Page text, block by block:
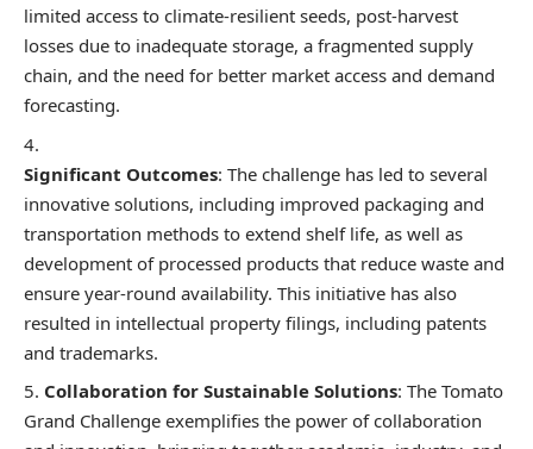
limited access to climate-resilient seeds, post-harvest
losses due to inadequate storage, a fragmented supply
chain, and the need for better market access and demand
forecasting.
Significant Outcomes: The challenge has led to several
innovative solutions, including improved packaging and
transportation methods to extend shelf life, as well as
development of processed products that reduce waste and
ensure year-round availability. This initiative has also
resulted in intellectual property filings, including patents
and trademarks.
Collaboration for Sustainable Solutions: The Tomato
Grand Challenge exemplifies the power of collaboration